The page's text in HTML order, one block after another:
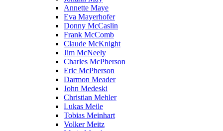
Annette Maye
Eva Mayerhofer
Donny McCaslin
Frank McComb
Claude McKnight
Jim McNeely
Charles McPherson
Eric McPherson
Darmon Meader
John Medeski
Christian Mehler
Lukas Meile
Tobias Meinhart
Volker Meitz